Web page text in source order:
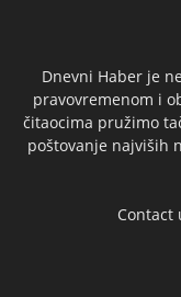
Dnevni Haber je
pravovremenom i
čitaocima pružimo
poštovanje najviših
Contact